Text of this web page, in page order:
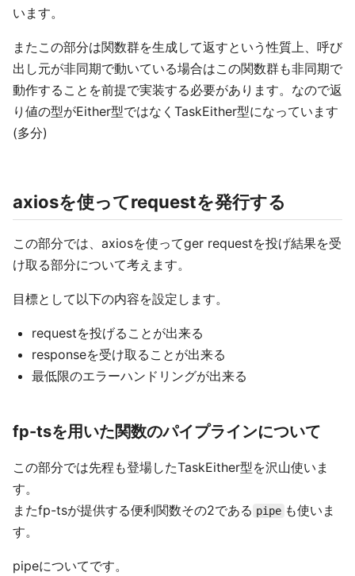
います。
またこの部分は関数群を生成して返すという性質上、呼び
出し元が非同期で動いている場合はこの関数群も非同期で
動作することを前提で実装する必要があります。なので返
り値の型がEither型ではなくTaskEither型になっています
(多分)
axiosを使ってrequestを発行する
この部分では、axiosを使ってger requestを投げ結果を受
け取る部分について考えます。
目標として以下の内容を設定します。
requestを投げることが出来る
responseを受け取ることが出来る
最低限のエラーハンドリングが出来る
fp-tsを用いた関数のパイプラインについて
この部分では先程も登場したTaskEither型を沢山使いま
す。
またfp-tsが提供する便利関数その2である pipe も使いま
す。
pipeについてです。